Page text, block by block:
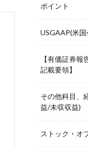
ポイント
USGAAP(米
【有価証券
記載要領】
その他科目、
益/未収収益)
ストック・オ